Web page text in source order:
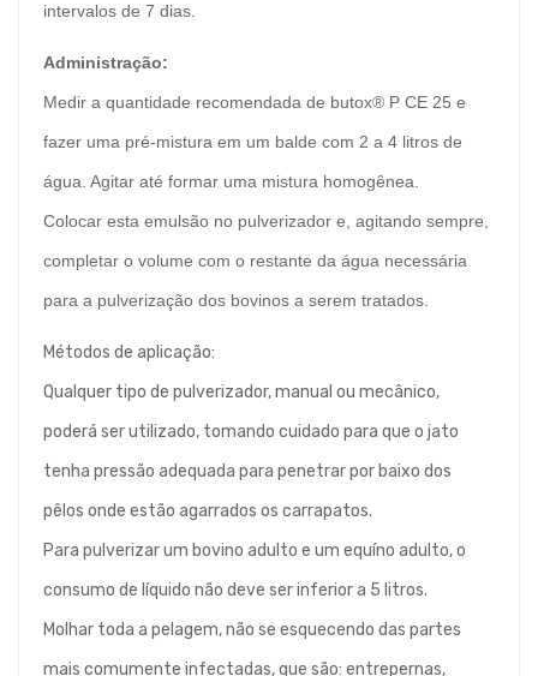
intervalos de 7 dias.
Administração:
Medir a quantidade recomendada de butox® P CE 25 e
fazer uma pré-mistura em um balde com 2 a 4 litros de
água. Agitar até formar uma mistura homogênea.
Colocar esta emulsão no pulverizador e, agitando sempre,
completar o volume com o restante da água necessária
para a pulverização dos bovinos a serem tratados.
Métodos de aplicação:
Qualquer tipo de pulverizador, manual ou mecânico,
poderá ser utilizado, tomando cuidado para que o jato
tenha pressão adequada para penetrar por baixo dos
pêlos onde estão agarrados os carrapatos.
Para pulverizar um bovino adulto e um equíno adulto, o
consumo de líquido não deve ser inferior a 5 litros.
Molhar toda a pelagem, não se esquecendo das partes
mais comumente infectadas, que são: entrepernas,